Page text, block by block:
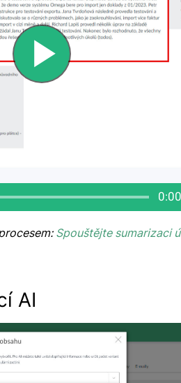
Spouštějte sumarizaci
AI